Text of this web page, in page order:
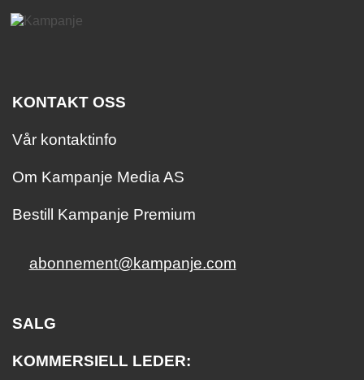
KONTAKT OSS
Vår kontaktinfo
Om Kampanje Media AS
Bestill Kampanje Premium
abonnement@kampanje.com
SALG
KOMMERSIELL LEDER: